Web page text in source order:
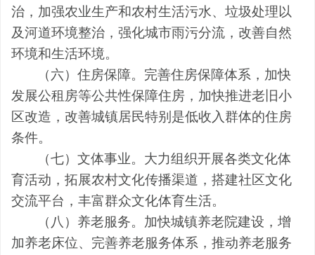
治，加强农业生产和农村生活污水、垃圾处理以
及河道环境整治，强化城市雨污分流，改善自然
环境和生活环境。
（六）住房保障。完善住房保障体系，加快
发展公租房等公共性保障住房，加快推进老旧小
区改造，改善城镇居民特别是低收入群体的住房
条件。
（七）文体事业。大力组织开展各类文化体
育活动，拓展农村文化传播渠道，搭建社区文化
交流平台，丰富群众文化体育生活。
（八）养老服务。加快城镇养老院建设，增
加养老床位、完善养老服务体系，推动养老服务